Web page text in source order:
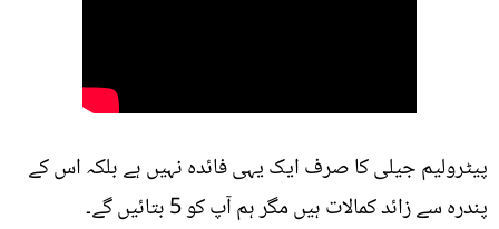
پیٹرولیم جیلی کا صرف ایک یہی فائدہ نہیں ہے بلکہ اس کے
پندرہ سے زائد کمالات ہیں مگر ہم آپ کو 5 بتائیں گے۔